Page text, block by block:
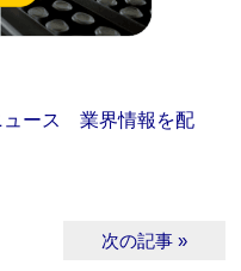
ース 業界情報を配
次の記事 »